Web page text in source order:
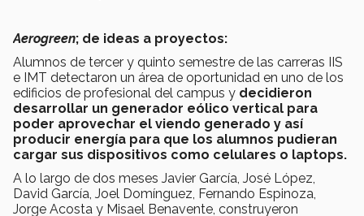
Aerogreen; de ideas a proyectos:
Alumnos de tercer y quinto semestre de las carreras IIS
e IMT detectaron un área de oportunidad en uno de los
edificios de profesional del campus y decidieron
desarrollar un generador eólico vertical para
poder aprovechar el viendo generado y así
producir energía para que los alumnos pudieran
cargar sus dispositivos como celulares o laptops.
A lo largo de dos meses Javier García, José López,
David García, Joel Domínguez, Fernando Espinoza,
Jorge Acosta y Misael Benavente, construyeron